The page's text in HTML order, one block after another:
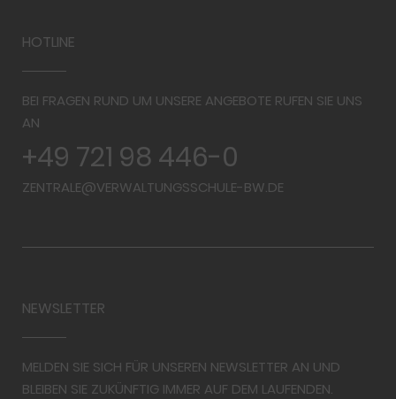
HOTLINE
BEI FRAGEN RUND UM UNSERE ANGEBOTE RUFEN SIE UNS
AN
+49 721 98 446-0
ZENTRALE@VERWALTUNGSSCHULE-BW.DE
NEWSLETTER
MELDEN SIE SICH FÜR UNSEREN NEWSLETTER AN UND
BLEIBEN SIE ZUKÜNFTIG IMMER AUF DEM LAUFENDEN.